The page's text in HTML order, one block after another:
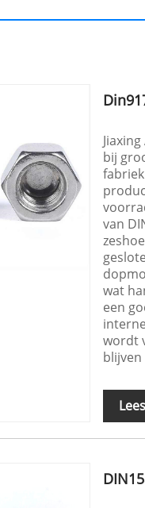
bij
van
wat
een
wordt
blijven